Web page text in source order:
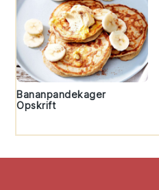
Bananpandekager
Opskrift